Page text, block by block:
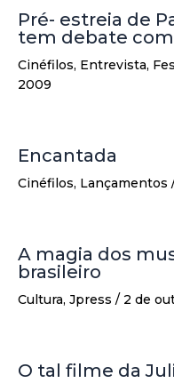
Pré- estreia de
tem debate
Cinéfilos, Entrevista,
2009
Encantada
Cinéfilos, Lançamentos
A magia dos
brasileiro
Cultura, Jpress / 2 de
O tal filme da